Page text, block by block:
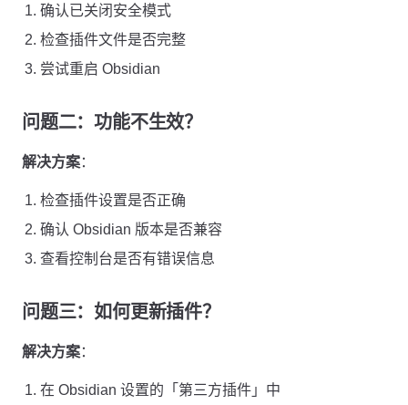
确认已关闭安全模式
检查插件文件是否完整
尝试重启 Obsidian
问题二：功能不生效？
解决方案：
检查插件设置是否正确
确认 Obsidian 版本是否兼容
查看控制台是否有错误信息
问题三：如何更新插件？
解决方案：
在 Obsidian 设置的「第三方插件」中